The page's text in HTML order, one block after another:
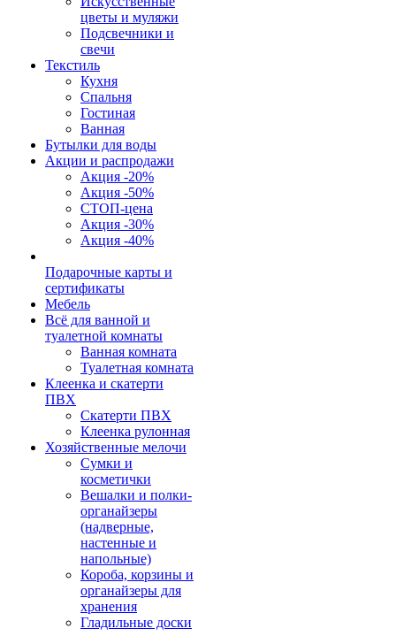
цветы и муляжи
Подсвечники и
свечи
Текстиль
Кухня
Спальня
Гостиная
Ванная
Бутылки для воды
Акции и распродажи
Акция -20%
Акция -50%
СТОП-цена
Акция -30%
Акция -40%
Подарочные карты и
сертификаты
Мебель
Всё для ванной и
туалетной комнаты
Ванная комната
Туалетная комната
Клеенка и скатерти
ПВХ
Скатерти ПВХ
Клеенка рулонная
Хозяйственные мелочи
Сумки и
косметички
Вешалки и полки-
органайзеры
(надверные,
настенные и
напольные)
Короба, корзины и
органайзеры для
хранения
Гладильные доски